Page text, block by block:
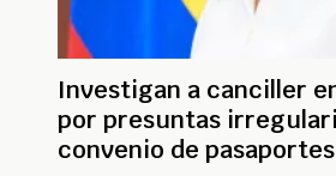
Investigan a canciller
por presuntas
convenio de pasaportes